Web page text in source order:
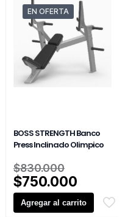
EN OFERTA
BOSS STRENGTH Banco
Press Inclinado Olimpico
$830.000
precio
original
era:
$750.000
precio
actual
Agregar al carrito